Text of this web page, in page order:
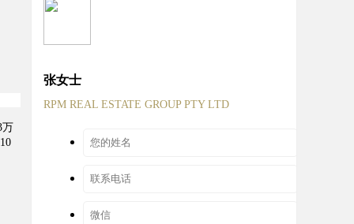
万
张女士
RPM REAL ESTATE GROUP PTY LTD